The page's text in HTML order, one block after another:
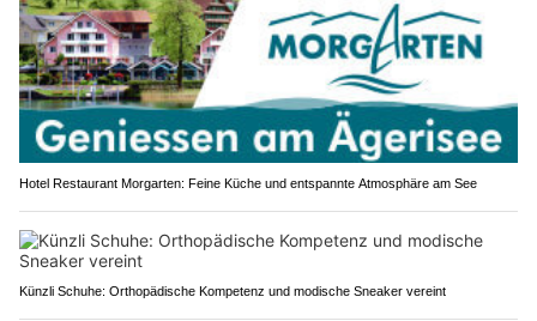
Hotel Restaurant Morgarten: Feine Küche und entspannte Atmosphäre am See
Künzli Schuhe: Orthopädische Kompetenz und modische Sneaker vereint